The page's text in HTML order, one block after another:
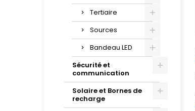
Tertiaire
Sources
Bandeau LED
Sécurité et
communication
Solaire et Bornes de
recharge